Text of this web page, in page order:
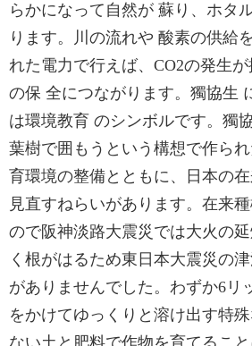
らかになって自然が 蘇り、ホタ
ります。川の流れや 酸素の供給
れた電力で行えば、CO2の発生
の保 全につながります。獨協生
は環境教育 のシンボルです。獨
葉樹で囲もうという構想で作ら
育環境の整備とともに、日本の
見直すねらいがあります。在来
ので阪神淡路大震災では大火の
く根がはるため東日本大震災の
がありませんでした。わずか6リ
をかけてゆっくりと溶け出す特
ない土と肥料で作物を育てるこ